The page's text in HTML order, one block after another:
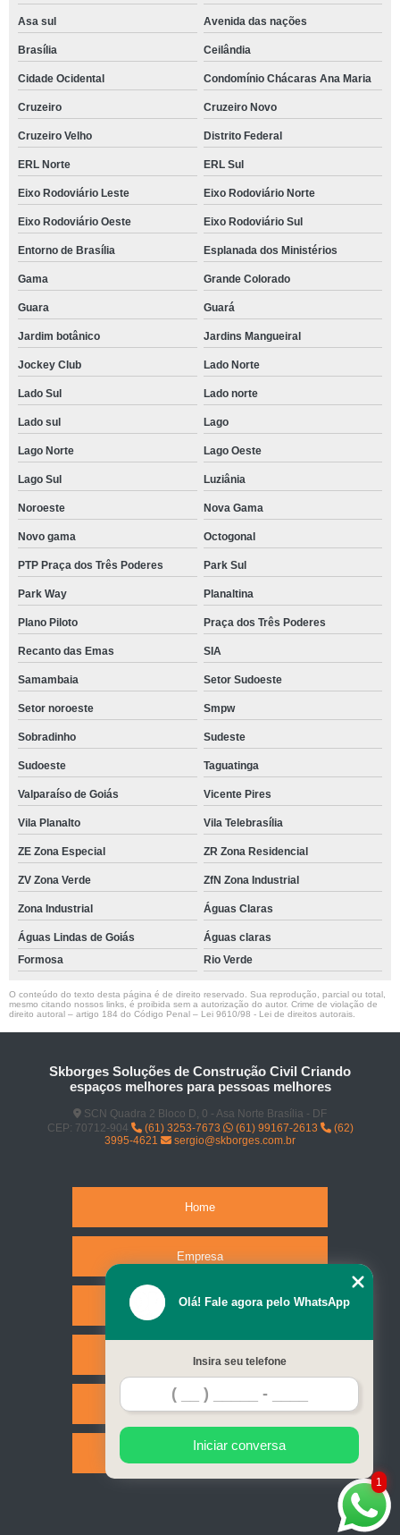
Asa sul Avenida das nações
Brasília Ceilândia
Cidade Ocidental Condomínio Chácaras Ana Maria
Cruzeiro Cruzeiro Novo
Cruzeiro Velho Distrito Federal
ERL Norte ERL Sul
Eixo Rodoviário Leste Eixo Rodoviário Norte
Eixo Rodoviário Oeste Eixo Rodoviário Sul
Entorno de Brasília Esplanada dos Ministérios
Gama Grande Colorado
Guara Guará
Jardim botânico Jardins Mangueiral
Jockey Club Lado Norte
Lado Sul Lado norte
Lado sul Lago
Lago Norte Lago Oeste
Lago Sul Luziânia
Noroeste Nova Gama
Novo gama Octogonal
PTP Praça dos Três Poderes Park Sul
Park Way Planaltina
Plano Piloto Praça dos Três Poderes
Recanto das Emas SIA
Samambaia Setor Sudoeste
Setor noroeste Smpw
Sobradinho Sudeste
Sudoeste Taguatinga
Valparaíso de Goiás Vicente Pires
Vila Planalto Vila Telebrasília
ZE Zona Especial ZR Zona Residencial
ZV Zona Verde ZfN Zona Industrial
Zona Industrial Águas Claras
Águas Lindas de Goiás
Águas claras
Formosa
Rio Verde
O conteúdo do texto desta página é de direito reservado. Sua reprodução, parcial ou total,
mesmo citando nossos links, é proibida sem a autorização do autor. Crime de violação de
direito autoral – artigo 184 do Código Penal – Lei 9610/98 - Lei de direitos autorais
Skborges Soluções de Construção Civil Criando
espaços melhores para pessoas melhores
SCN Quadra 2 Bloco D, 0 - Asa Norte Brasília - DF
CEP: 70712-904
(61) 3253-7673 (61) 99167-2613
(62)
3995-4621
sergio@skborges.com.br
Home
Empresa
Missão
Serviços
Contato
Mapa do site
1
Olá! Fale agora pelo WhatsApp
Insira seu telefone
Iniciar conversa